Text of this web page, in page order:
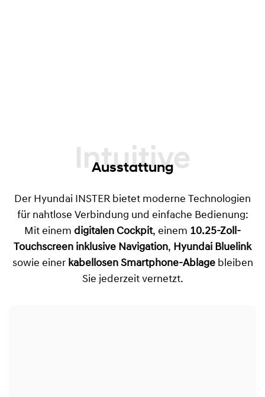
Intuitive
Ausstattung
Der Hyundai INSTER bietet moderne Technologien
für nahtlose Verbindung und einfache Bedienung:
Mit einem digitalen Cockpit, einem 10.25-Zoll-
Touchscreen inklusive Navigation, Hyundai Bluelink
sowie einer kabellosen Smartphone-Ablagebleiben
Sie jederzeit vernetzt.